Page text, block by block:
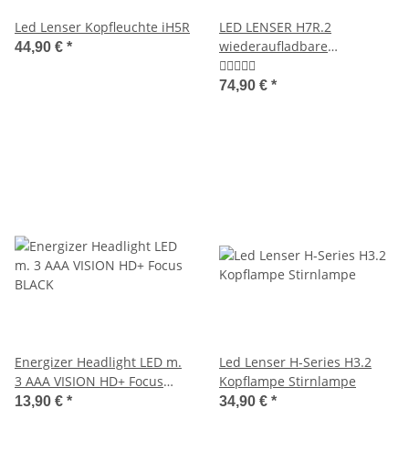
Led Lenser Kopfleuchte iH5R
44,90 € *
LED LENSER H7R.2
wiederaufladbare
Stirnlampe mit 1000 mAh Li-
Ion Akku und Ladegerät, 300
74,90 € *
Energizer Headlight LED m.
3 AAA VISION HD+ Focus
BLACK
13,90 € *
Led Lenser H-Series H3.2
Kopflampe Stirnlampe
34,90 € *